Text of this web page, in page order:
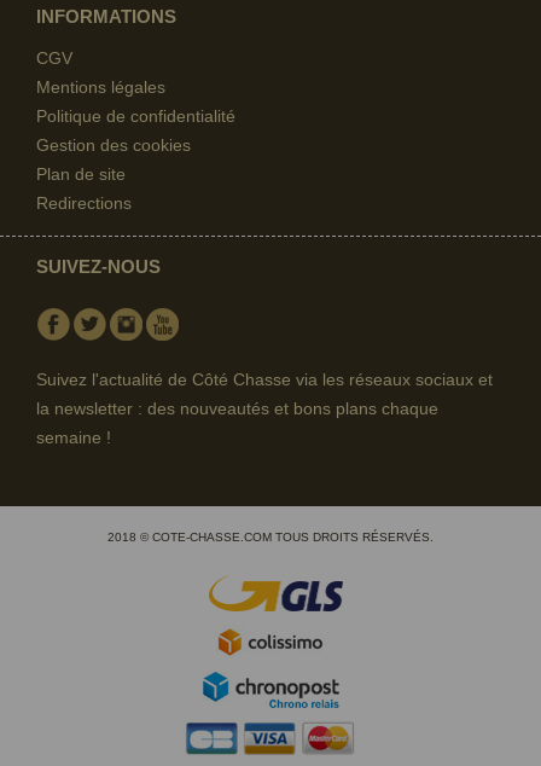
INFORMATIONS
CGV
Mentions légales
Politique de confidentialité
Gestion des cookies
Plan de site
Redirections
SUIVEZ-NOUS
Facebook
TwitterInstagram
Suivez l'actualité de Côté Chasse via les réseaux sociaux et
la newsletter : des nouveautés et bons plans chaque
semaine !
2018 © COTE-CHASSE.COM TOUS DROITS RÉSERVÉS.